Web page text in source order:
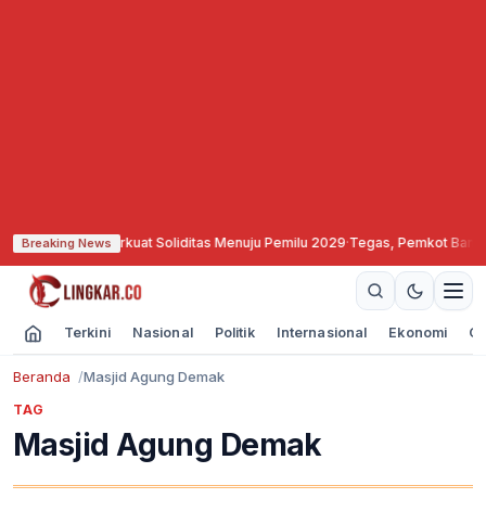
Breaking News
Semarang Perkuat Soliditas Menuju Pemilu 2029·Tegas, Pemkot
Terkini Nasional Politik Internasional Ekonomi
Beranda Masjid Agung Demak
TAG
Masjid Agung Demak